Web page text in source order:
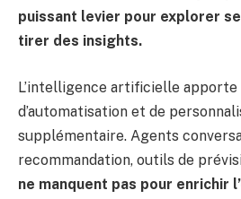
puissant levier pour explorer
tirer des insights.
L’intelligence artificielle apporte
d’automatisation et de
supplémentaire. Agents
recommandation, outils de
ne manquent pas pour enrichir